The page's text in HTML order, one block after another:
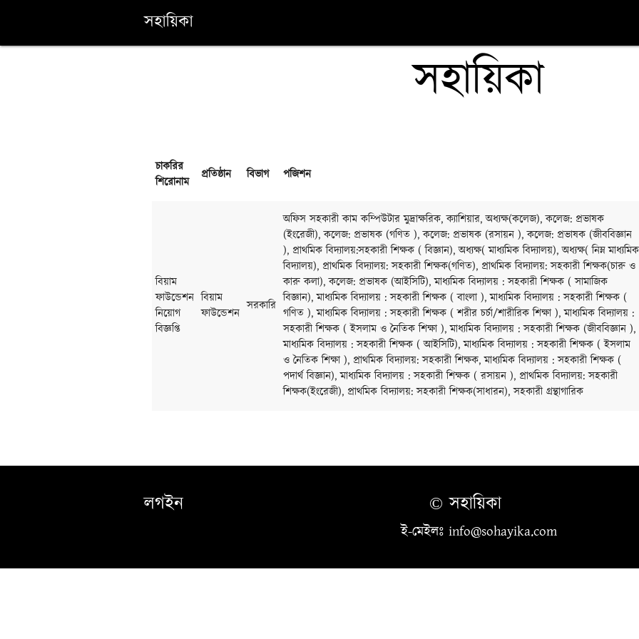
সহায়িকা
সহায়িকা
চাকরির
শিরোনাম
প্রতিষ্ঠান বিভাগ পজিশন
বিয়াম
ফাউন্ডেশন
নিয়োগ
বিজ্ঞপ্তি
বিয়াম
ফাউন্ডেশন
সরকারি
অফিস সহকারী কাম কম্পিউটার মুদ্রাক্ষরিক, ক্যাশিয়ার, অধ্যক্ষ(কলেজ), কলেজ: প্রভাষক
(ইংরেজী), কলেজ: প্রভাষক (গণিত ), কলেজ: প্রভাষক (রসায়ন ), কলেজ: প্রভাষক (জীববিজ্ঞান
), প্রাথমিক বিদ্যালয়:সহকারী শিক্ষক ( বিজ্ঞান), অধ্যক্ষ( মাধ্যমিক বিদ্যালয়), অধ্যক্ষ( নিম্ন মাধ্যমিক
বিদ্যালয়), প্রাথমিক বিদ্যালয়: সহকারী শিক্ষক(গণিত), প্রাথমিক বিদ্যালয়: সহকারী শিক্ষক(চারু ও
কারু কলা), কলেজ: প্রভাষক (আইসিটি), মাধ্যমিক বিদ্যালয় : সহকারী শিক্ষক ( সামাজিক
বিজ্ঞান), মাধ্যমিক বিদ্যালয় : সহকারী শিক্ষক ( বাংলা ), মাধ্যমিক বিদ্যালয় : সহকারী শিক্ষক (
গণিত ), মাধ্যমিক বিদ্যালয় : সহকারী শিক্ষক ( শরীর চর্চা/শারীরিক শিক্ষা ), মাধ্যমিক বিদ্যালয় :
সহকারী শিক্ষক ( ইসলাম ও নৈতিক শিক্ষা ), মাধ্যমিক বিদ্যালয় : সহকারী শিক্ষক (জীববিজ্ঞান ),
মাধ্যমিক বিদ্যালয় : সহকারী শিক্ষক ( আইসিটি), মাধ্যমিক বিদ্যালয় : সহকারী শিক্ষক ( ইসলাম
ও নৈতিক শিক্ষা ), প্রাথমিক বিদ্যালয়: সহকারী শিক্ষক, মাধ্যমিক বিদ্যালয় : সহকারী শিক্ষক (
পদার্থ বিজ্ঞান), মাধ্যমিক বিদ্যালয় : সহকারী শিক্ষক ( রসায়ন ), প্রাথমিক বিদ্যালয়: সহকারী
শিক্ষক(ইংরেজী), প্রাথমিক বিদ্যালয়: সহকারী শিক্ষক(সাধারন), সহকারী গ্রন্থাগারিক
লগইন © সহায়িকা
ই-মেইলঃ info@sohayika.com